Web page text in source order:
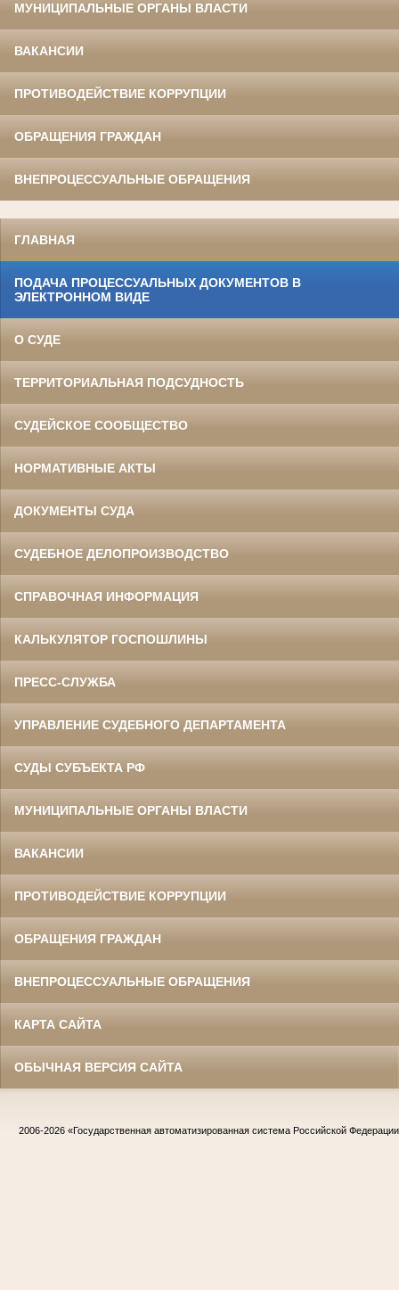
МУНИЦИПАЛЬНЫЕ ОРГАНЫ ВЛАСТИ
ВАКАНСИИ
ПРОТИВОДЕЙСТВИЕ КОРРУПЦИИ
ОБРАЩЕНИЯ ГРАЖДАН
ВНЕПРОЦЕССУАЛЬНЫЕ ОБРАЩЕНИЯ
ГЛАВНАЯ
ПОДАЧА ПРОЦЕССУАЛЬНЫХ ДОКУМЕНТОВ В
ЭЛЕКТРОННОМ ВИДЕ
О СУДЕ
ТЕРРИТОРИАЛЬНАЯ ПОДСУДНОСТЬ
СУДЕЙСКОЕ СООБЩЕСТВО
НОРМАТИВНЫЕ АКТЫ
ДОКУМЕНТЫ СУДА
СУДЕБНОЕ ДЕЛОПРОИЗВОДСТВО
СПРАВОЧНАЯ ИНФОРМАЦИЯ
КАЛЬКУЛЯТОР ГОСПОШЛИНЫ
ПРЕСС-СЛУЖБА
УПРАВЛЕНИЕ СУДЕБНОГО ДЕПАРТАМЕНТА
СУДЫ СУБЪЕКТА РФ
МУНИЦИПАЛЬНЫЕ ОРГАНЫ ВЛАСТИ
ВАКАНСИИ
ПРОТИВОДЕЙСТВИЕ КОРРУПЦИИ
ОБРАЩЕНИЯ ГРАЖДАН
ВНЕПРОЦЕССУАЛЬНЫЕ ОБРАЩЕНИЯ
КАРТА САЙТА
ОБЫЧНАЯ ВЕРСИЯ САЙТА
2006-2026 «Государственная автоматизированная система Российской